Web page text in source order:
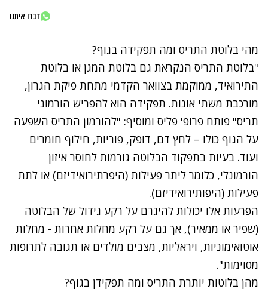
דברו איתנו
מהי בלוטת התריס ומה תפקידה בגוף?
"בלוטת התריס הנקראת גם בלוטת המגן או בלוטת
התירואיד, ממוקמת בצוואר הקדמי מתחת פיקת הגרון,
מורכבת משתי אונות. תפקידה הוא להפריש הורמוני
תריס" פותח פרופ' פליס ומוסיף: "להורמון התריס השפעה
על הגוף כולו – לחץ דם, דופק, פוריות, חילוף חומרים
ועוד. בעיות בתפקוד הבלוטה גורמות לחוסר איזון
הורמונלי, כלומר ליתר פעילות (היפרתירואידיזם) או לתת
פעילות (היפותירואידיזם).
הפרעות אלו יכולות להיגרם על רקע גידול של הבלוטה
(שפיר או ממאיר), אך גם על רקע מחלות אחרות - מחלות
אוטואימוניות, ויראליות, מצבים מולדים או תגובה לתרופות
מסוימות".
מהן בלוטות יותרת התריס ומה תפקידן בגוף?